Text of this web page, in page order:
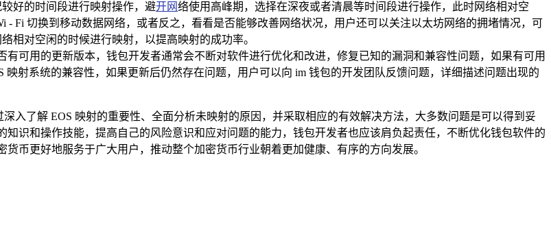
好的时间段进行映射操作，避开网络使用高峰期，选择在深夜或者清晨等时间段进行操作，此时网络相对空
Fi 切换到移动数据网络，或者反之，看看是否能够改善网络状况，用户还可以关注以太坊网络的拥堵情况，可
相对空闲的时候进行映射，以提高映射的成功率。
可用的更新版本，钱包开发者通常会不断对软件进行优化和改进，修复已知的漏洞和兼容性问题，如果有可用
射系统的兼容性，如果更新后仍然存在问题，用户可以向 im 钱包的开发团队反馈问题，详细描述问题出现的
入了解 EOS 映射的重要性、全面分析未映射的原因，并采取相应的有效解决方法，大多数问题是可以得到妥
识和操作技能，提高自己的风险意识和应对问题的能力，钱包开发者也应该肩负起责任，不断优化钱包软件的
币更好地服务于广大用户，推动整个加密货币行业朝着更加健康、有序的方向发展。